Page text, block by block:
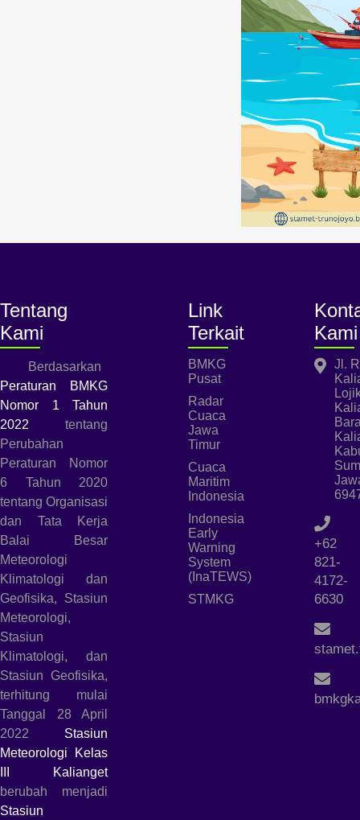
Tentang
Kami
Berdasarkan
Peraturan BMKG
Nomor 1 Tahun
2022 tentang
Perubahan
Peraturan Nomor
6 Tahun 2020
tentang Organisasi
dan Tata Kerja
Balai Besar
Meteorologi
Klimatologi dan
Geofisika, Stasiun
Meteorologi,
Stasiun
Klimatologi, dan
Stasiun Geofisika,
terhitung mulai
Tanggal 28 April
2022 Stasiun
Meteorologi Kelas
III Kalianget
berubah menjadi
Stasiun
Link
Terkait
BMKG
Pusat
Radar
Cuaca
Jawa
Timur
Cuaca
Maritim
Indonesia
Indonesia
Early
Warning
System
(InaTEWS)
STMKG
Kami
Jl.
+62
821-
4172-
6630